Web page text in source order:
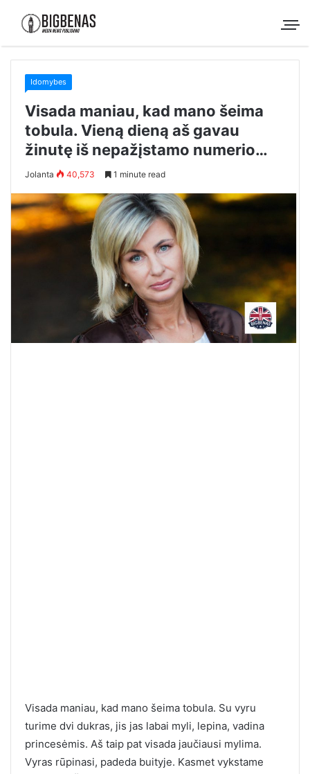
Idomybes
Visada maniau, kad mano šeima
tobula. Vieną dieną aš gavau
žinutę iš nepažįstamo numerio…
Jolanta 40,573 1 minute read
Visada maniau, kad mano šeima tobula. Su vyru
turime dvi dukras, jis jas labai myli, lepina, vadina
princesėmis. Aš taip pat visada jaučiausi mylima.
Vyras rūpinasi, padeda buityje. Kasmet vykstame